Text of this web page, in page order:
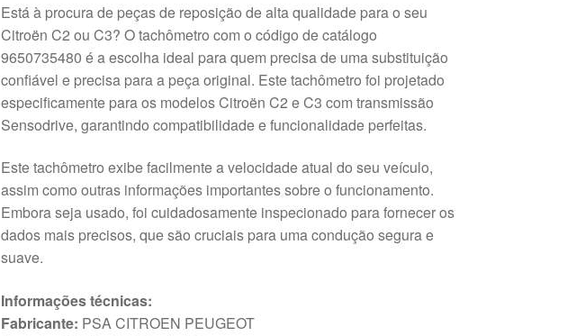
Está à procura de peças de reposição de alta qualidade para o seu
Citroën C2 ou C3? O tachômetro com o código de catálogo
9650735480 é a escolha ideal para quem precisa de uma substituição
confiável e precisa para a peça original. Este tachômetro foi projetado
especificamente para os modelos Citroën C2 e C3 com transmissão
Sensodrive, garantindo compatibilidade e funcionalidade perfeitas.
Este tachômetro exibe facilmente a velocidade atual do seu veículo,
assim como outras informações importantes sobre o funcionamento.
Embora seja usado, foi cuidadosamente inspecionado para fornecer os
dados mais precisos, que são cruciais para uma condução segura e
suave.
Informações técnicas:
Fabricante: PSA CITROEN PEUGEOT